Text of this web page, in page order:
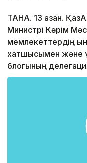
ТАНА. 13 қазан.
Министрі Кәрім
мемлекеттердің
хатшысымен және
блогының